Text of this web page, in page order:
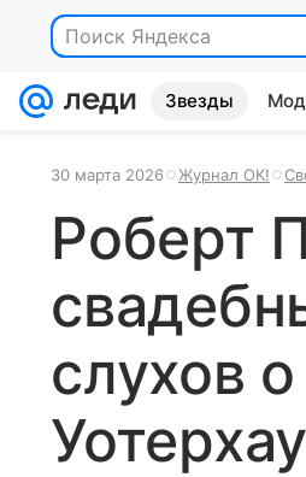
Поиск Яндекса
Звезды
30 марта 2026 Журнал OK!
Роберт
слухов